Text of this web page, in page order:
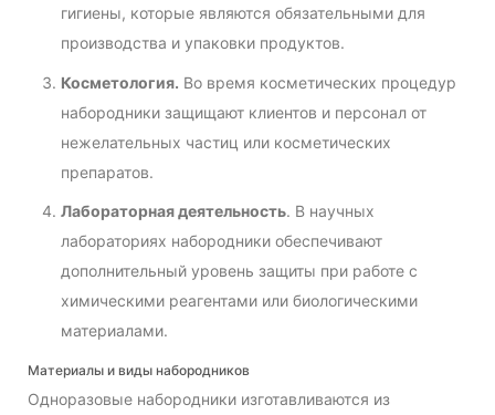
гигиены, которые являются обязательными для
производства и упаковки продуктов.
Косметология. Во время косметических процедур
набородники защищают клиентов и персонал от
нежелательных частиц или косметических
препаратов.
Лабораторная деятельность. В научных
лабораториях набородники обеспечивают
дополнительный уровень защиты при работе с
химическими реагентами или биологическими
материалами.
Материалы и виды набородников
Одноразовые набородники изготавливаются из